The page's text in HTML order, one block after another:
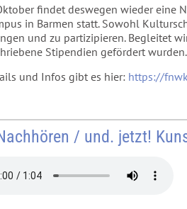
findet deswegen wieder eine
in Barmen statt. Sowohl
und zu partizipieren. Begleitet
Stipendien gefördert wurden.
und Infos gibt es hier: https://
/ und. jetzt!